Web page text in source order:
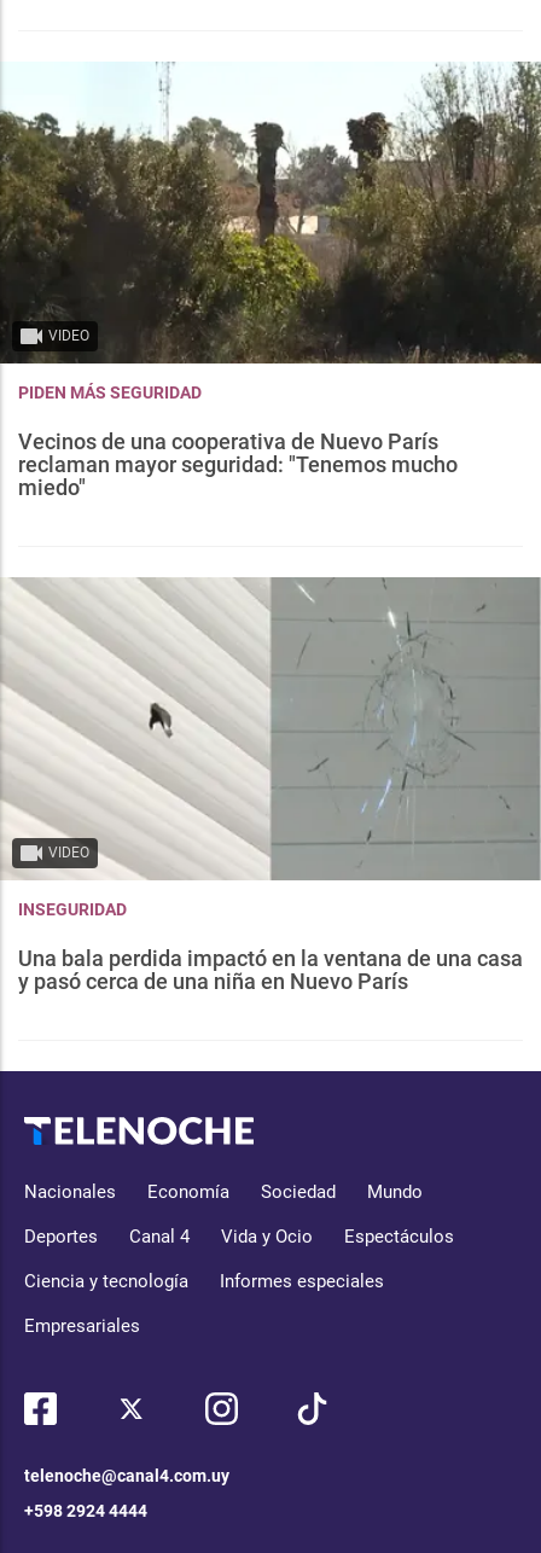
VIDEO
PIDEN MÁS SEGURIDAD
Vecinos de una cooperativa de Nuevo París
reclaman mayor seguridad: "Tenemos mucho
miedo"
VIDEO
INSEGURIDAD
Una bala perdida impactó en la ventana de una casa
y pasó cerca de una niña en Nuevo París
Nacionales Economía Sociedad Mundo
Deportes Canal 4 Vida y Ocio Espectáculos
Ciencia y tecnología Informes especiales
Empresariales
telenoche@canal4.com.uy
+598 2924 4444